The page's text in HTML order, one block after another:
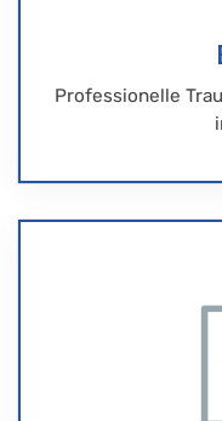
Professionelle